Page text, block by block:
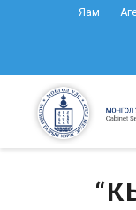
Яам